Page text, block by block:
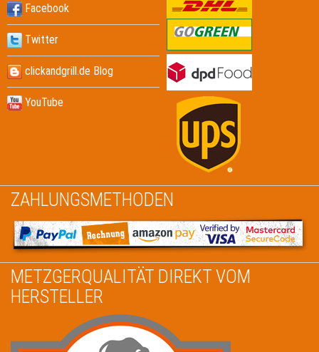
Facebook
Twitter
clickandgrill.de Blog
YouTube
ZAHLUNGSMETHODEN
METZGERQUALITÄT DIREKT VOM
HERSTELLER